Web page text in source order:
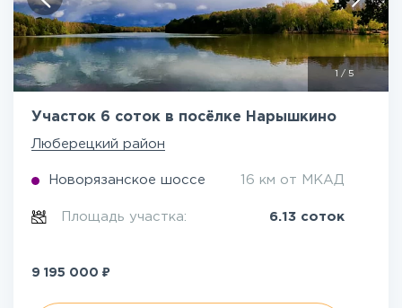
/ 5
Участок 6 соток в посёлке Нарышкино
Люберецкий район
Новорязанское шоссе 16 км от МКАД
Площадь участка: 6.13 соток
9 195 000 ₽